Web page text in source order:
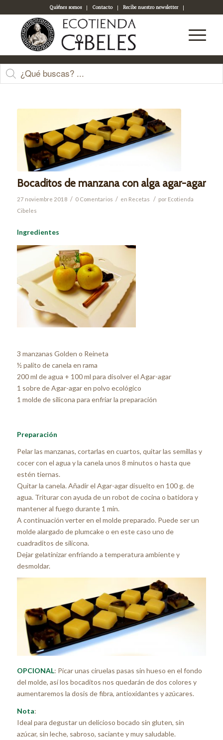
Quiénes somos Contacto
Recibe nuestro newsletter
Acceso a tu cuenta
Últimas entradas
Bocaditos de manzana con alga agar-agar
27 noviembre 2018 / 0 Comentarios / en Recetas / por Ecotienda
Cibeles
Ingredientes
3 manzanas Golden o Reineta
½ palito de canela en rama
200 ml de agua + 100 ml para disolver el Agar-agar
1 sobre de Agar-agar en polvo ecológico
1 molde de silicona para enfriar la preparación
Preparación
Pelar las manzanas, cortarlas en cuartos, quitar las semillas y
cocer con el agua y la canela unos 8 minutos o hasta que
estén tiernas.
Quitar la canela. Añadir el Agar-agar disuelto en 100 g. de
agua. Triturar con ayuda de un robot de cocina o batidora y
mantener al fuego durante 1 min.
A continuación verter en el molde preparado. Puede ser un
molde alargado de plumcake o en este caso uno de
cuadraditos de silicona.
Dejar gelatinizar enfriando a temperatura ambiente y
desmoldar.
OPCIONAL: Picar unas ciruelas pasas sin hueso en el fondo
del molde, así los bocaditos nos quedarán de dos colores y
aumentaremos la dosis de fibra, antioxidantes y azúcares.
Nota:
Ideal para degustar un delicioso bocado sin gluten, sin
azúcar, sin leche, sabroso, saciante y muy saludable.